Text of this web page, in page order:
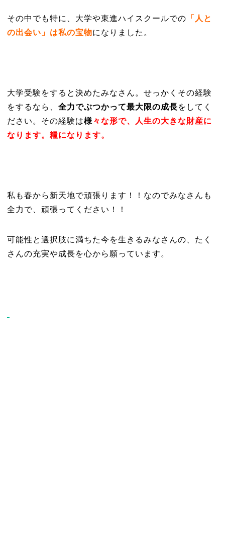
その中でも特に、大学や東進ハイスクールでの 「人と
の出会い」は私の宝物になりました。
大学受験をすると決めたみなさん。せっかくその経験
をするなら、 全力でぶつかって最大限の成長をしてく
ださい。その経験は様 々な形で、人生の大きな財産に
なります。糧になります。
私も春から新天地で頑張ります！！なのでみなさんも
全力で、頑張ってください！！
可能性と選択肢に満ちた今を生きるみなさんの、たく
さんの充実や成長を心から願っています。